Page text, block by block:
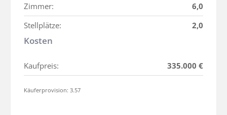
Zimmer:
6,0
Stellplätze:
2,0
Kosten
Kaufpreis: 335.000 €
Käuferprovision: 3.57